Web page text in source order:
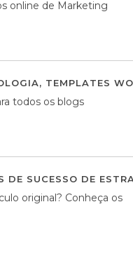
online de Marketing
, TEMPLATES
todos os blogs
DE SUCESSO DE
original? Conheça os